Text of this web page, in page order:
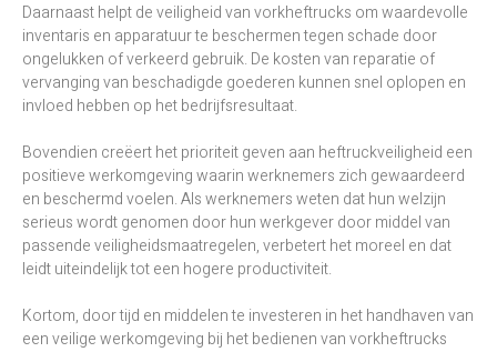
Daarnaast helpt de veiligheid van vorkheftrucks om waardevolle
inventaris en apparatuur te beschermen tegen schade door
ongelukken of verkeerd gebruik. De kosten van reparatie of
vervanging van beschadigde goederen kunnen snel oplopen en
invloed hebben op het bedrijfsresultaat.
Bovendien creëert het prioriteit geven aan heftruckveiligheid een
positieve werkomgeving waarin werknemers zich gewaardeerd
en beschermd voelen. Als werknemers weten dat hun welzijn
serieus wordt genomen door hun werkgever door middel van
passende veiligheidsmaatregelen, verbetert het moreel en dat
leidt uiteindelijk tot een hogere productiviteit.
Kortom, door tijd en middelen te investeren in het handhaven van
een veilige werkomgeving bij het bedienen van vorkheftrucks